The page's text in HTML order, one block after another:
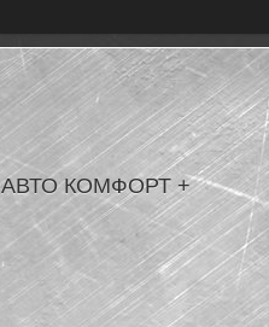
АВТО КОМФОРТ +